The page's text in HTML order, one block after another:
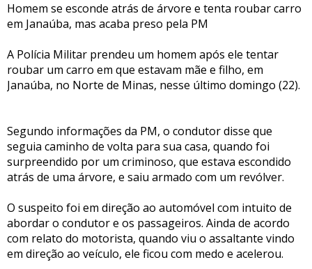
Homem se esconde atrás de árvore e tenta roubar carro
em Janaúba, mas acaba preso pela PM
A Polícia Militar prendeu um homem após ele tentar
roubar um carro em que estavam mãe e filho, em
Janaúba, no Norte de Minas, nesse último domingo (22).
Segundo informações da PM, o condutor disse que
seguia caminho de volta para sua casa, quando foi
surpreendido por um criminoso, que estava escondido
atrás de uma árvore, e saiu armado com um revólver.
O suspeito foi em direção ao automóvel com intuito de
abordar o condutor e os passageiros. Ainda de acordo
com relato do motorista, quando viu o assaltante vindo
em direção ao veículo, ele ficou com medo e acelerou.